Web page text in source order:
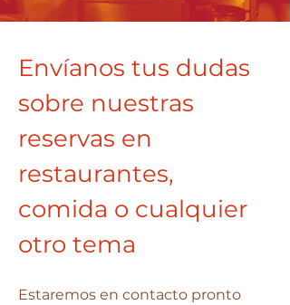
Envíanos tus dudas
sobre nuestras
reservas en
restaurantes,
comida o cualquier
otro tema
Estaremos en contacto pronto